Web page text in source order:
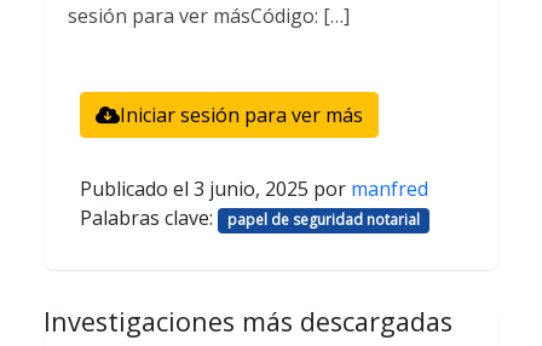
sesión para ver másCódigo: […]
Iniciar sesión para ver más
Publicado el 3 junio, 2025 por manfred
Palabras clave:
papel de seguridad notarial
Investigaciones más descargadas